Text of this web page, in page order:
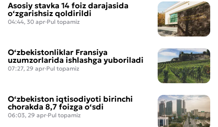
Asosiy stavka 14 foiz darajasida
o‘zgarishsiz qoldirildi
04:44, 30 apr·Pul topamiz
O‘zbekistonliklar Fransiya
uzumzorlarida ishlashga yuboriladi
07:27, 29 apr·Pul topamiz
O‘zbekiston iqtisodiyoti birinchi
chorakda 8,7 foizga o‘sdi
06:03, 29 apr·Pul topamiz